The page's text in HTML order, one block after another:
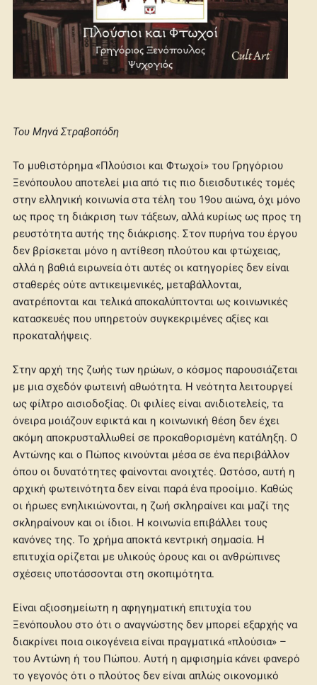
Του Μηνά Στραβοπόδη
Το μυθιστόρημα «Πλούσιοι και Φτωχοί» του Γρηγόριου
Ξενόπουλου αποτελεί μια από τις πιο διεισδυτικές τομές
στην ελληνική κοινωνία στα τέλη του 19ου αιώνα, όχι μόνο
ως προς τη διάκριση των τάξεων, αλλά κυρίως ως προς τη
ρευστότητα αυτής της διάκρισης. Στον πυρήνα του έργου
δεν βρίσκεται μόνο η αντίθεση πλούτου και φτώχειας,
αλλά η βαθιά ειρωνεία ότι αυτές οι κατηγορίες δεν είναι
σταθερές ούτε αντικειμενικές, μεταβάλλονται,
ανατρέπονται και τελικά αποκαλύπτονται ως κοινωνικές
κατασκευές που υπηρετούν συγκεκριμένες αξίες και
προκαταλήψεις.
Στην αρχή της ζωής των ηρώων, ο κόσμος παρουσιάζεται
με μια σχεδόν φωτεινή αθωότητα. Η νεότητα λειτουργεί
ως φίλτρο αισιοδοξίας. Οι φιλίες είναι ανιδιοτελείς, τα
όνειρα μοιάζουν εφικτά και η κοινωνική θέση δεν έχει
ακόμη αποκρυσταλλωθεί σε προκαθορισμένη κατάληξη. Ο
Αντώνης και ο Πώπος κινούνται μέσα σε ένα περιβάλλον
όπου οι δυνατότητες φαίνονται ανοιχτές. Ωστόσο, αυτή η
αρχική φωτεινότητα δεν είναι παρά ένα προοίμιο. Καθώς
οι ήρωες ενηλικιώνονται, η ζωή σκληραίνει και μαζί της
σκληραίνουν και οι ίδιοι. Η κοινωνία επιβάλλει τους
κανόνες της. Το χρήμα αποκτά κεντρική σημασία. Η
επιτυχία ορίζεται με υλικούς όρους και οι ανθρώπινες
σχέσεις υποτάσσονται στη σκοπιμότητα.
Είναι αξιοσημείωτη η αφηγηματική επιτυχία του
Ξενόπουλου στο ότι ο αναγνώστης δεν μπορεί εξαρχής να
διακρίνει ποια οικογένεια είναι πραγματικά «πλούσια» –
του Αντώνη ή του Πώπου. Αυτή η αμφισημία κάνει φανερό
το γεγονός ότι ο πλούτος δεν είναι απλώς οικονομικό